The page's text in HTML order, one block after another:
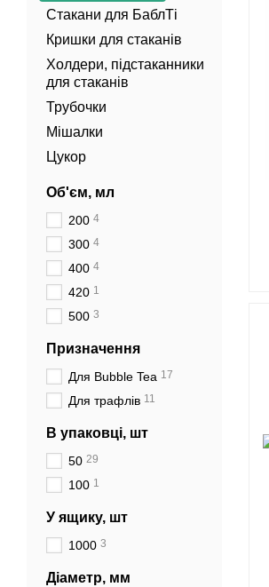
Стакани для БаблТі
Кришки для стаканів
Холдери, підстаканники
для стаканів
Трубочки
Мішалки
Цукор
Об'єм, мл
200 4
300 4
400 4
420 1
500 3
Призначення
Для Bubble Tea 17
Для трафлів 11
В упаковці, шт
50 29
100 1
У ящику, шт
1000 3
Діаметр, мм